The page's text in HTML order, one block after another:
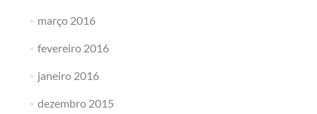
março 2016
fevereiro 2016
janeiro 2016
dezembro 2015